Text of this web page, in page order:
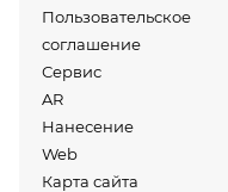
Пользовательское
соглашение
Сервис
AR
Нанесение
Web
Карта сайта